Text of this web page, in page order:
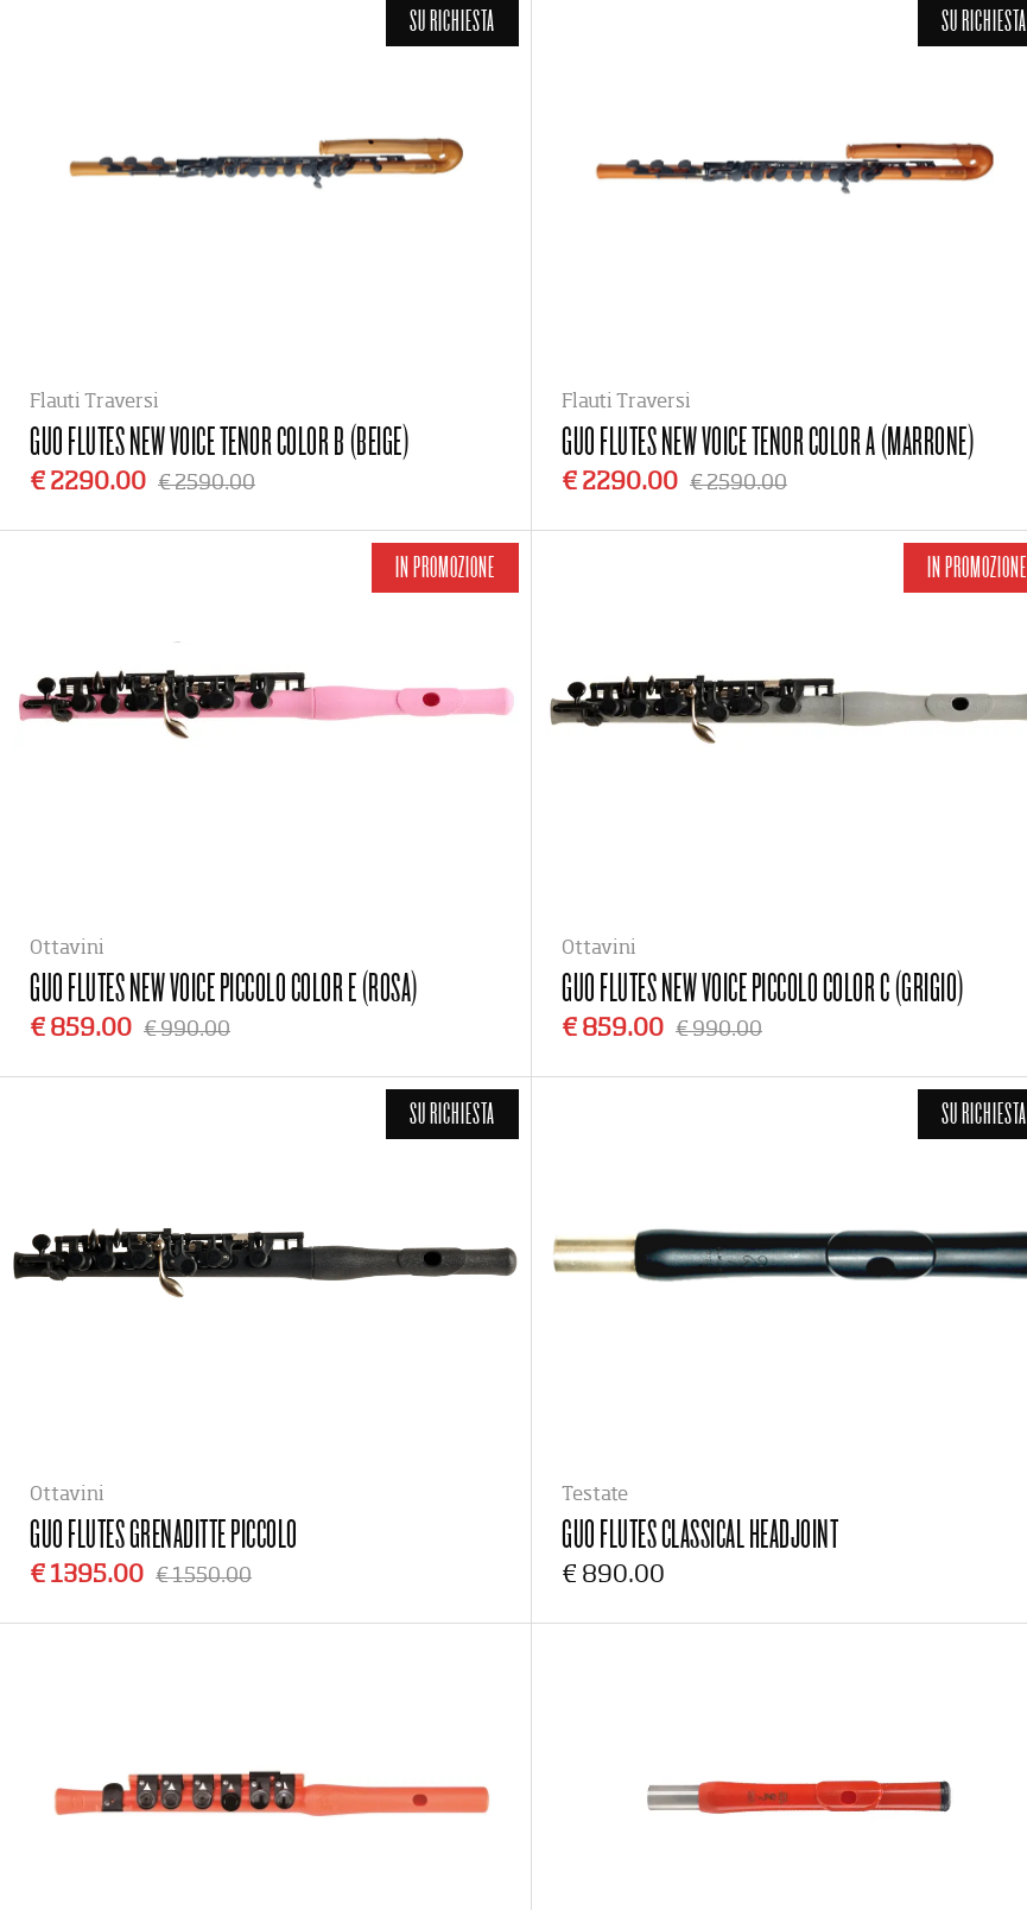
SU RICHIESTA
Flauti Traversi
GUO FLUTESNEW VOICE TENOR COLOR B (BEIGE)
€ 2290.00 € 2590.00
SU RICHIESTA
Flauti Traversi
GUO FLUTESNEW VOICE TENOR COLOR A (MARRONE)
€ 2290.00 € 2590.00
IN PROMOZIONE
Ottavini
GUO FLUTESNEW VOICE PICCOLO COLOR E (ROSA)
€ 859.00 € 990.00
IN PROMOZIONE
Ottavini
GUO FLUTESNEW VOICE PICCOLO COLOR C (GRIGIO)
€ 859.00 € 990.00
SU RICHIESTA
Ottavini
GUO FLUTESGRENADITTE PICCOLO
€ 1395.00 € 1550.00
SU RICHIESTA
Testate
GUO FLUTESCLASSICAL HEADJOINT
€ 890.00